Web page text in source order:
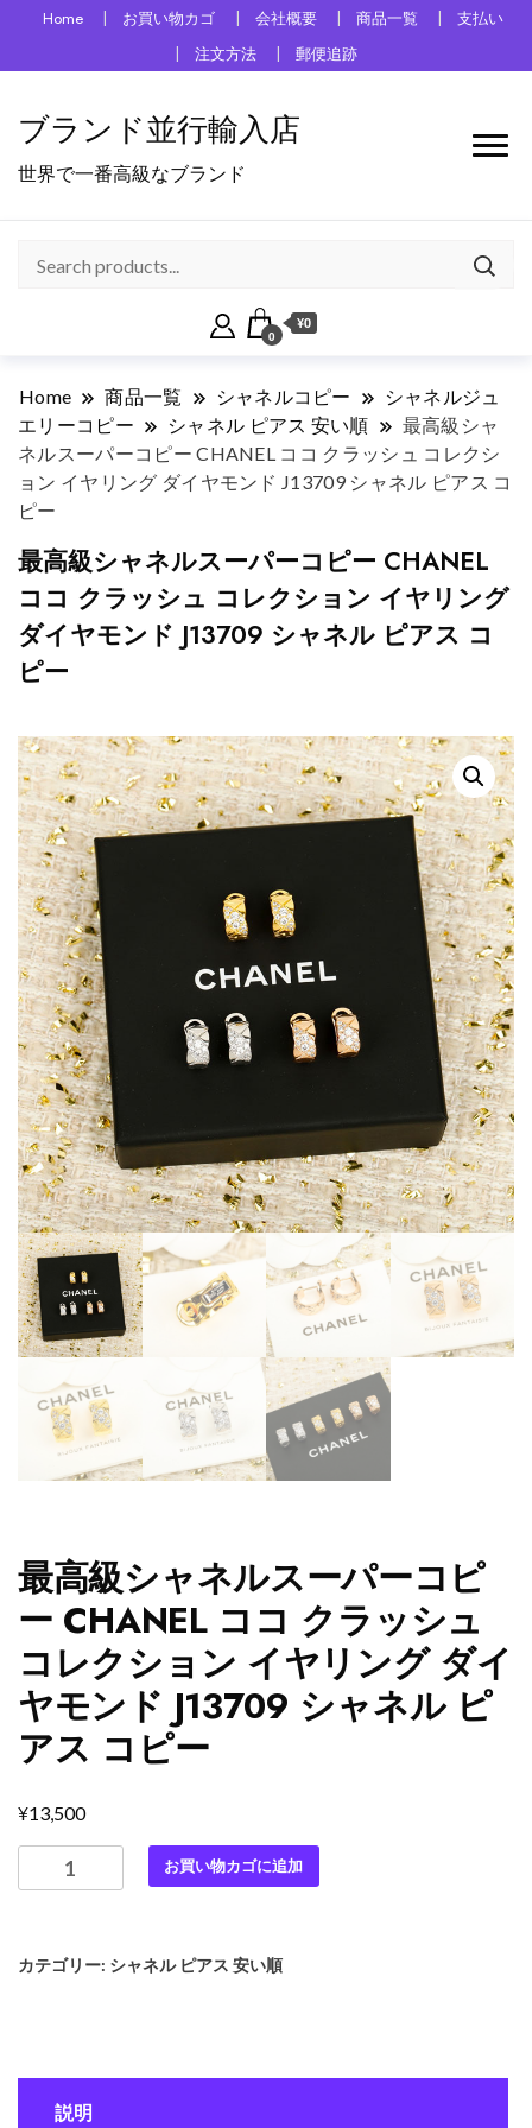
Home お買い物カゴ 会社概要 商品一覧
支払い
注文方法
郵便追跡
ブランド並行輸入店
世界で一番高級なブランド
0
¥0
Home 商品一覧 シャネルコピー
シャネルジュ
エリーコピー
シャネル ピアス 安い順
最高級シャ
ネルスーパーコピー CHANEL ココ クラッシュ コレクシ
ョン イヤリング ダイヤモンド J13709 シャネル ピアス コ
ピー
最高級シャネルスーパーコピー CHANEL
ココ クラッシュ コレクション イヤリング
ダイヤモンド J13709 シャネル ピアス コ
ピー
最高級シャネルスーパーコピ
ー CHANEL ココ クラッシュ
コレクション イヤリング ダイ
ヤモンド J13709 シャネル ピ
アス コピー
¥13,500
高
ャ
お買い物カゴに追加
カテゴリー: シャネル ピアス 安い順
説明